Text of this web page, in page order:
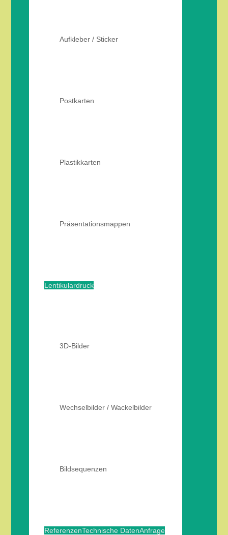
Aufkleber / Sticker
Postkarten
Plastikkarten
Präsentationsmappen
Lentikulardruck
3D-Bilder
Wechselbilder / Wackelbilder
Bildsequenzen
ReferenzenTechnische DatenAnfrage